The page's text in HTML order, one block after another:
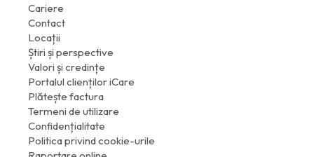
Cariere
Contact
Locații
Știri și perspective
Valori și credințe
Portalul clienților iCare
Plătește factura
Termeni de utilizare
Confidențialitate
Politica privind cookie-urile